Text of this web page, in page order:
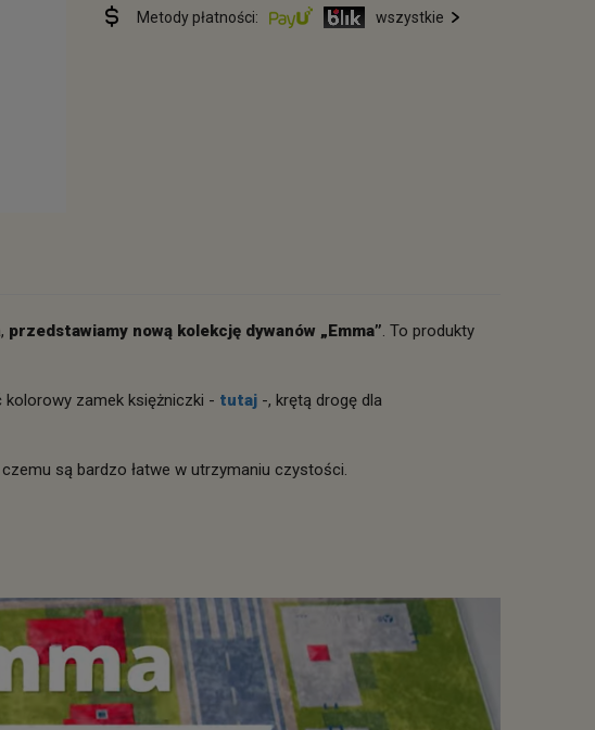
Metody płatności: wszystkie
przedstawiamy nową kolekcję dywanów „Emma”. To produkty
kolorowy zamek księżniczki - tutaj -, krętą drogę dla
są bardzo łatwe w utrzymaniu czystości.